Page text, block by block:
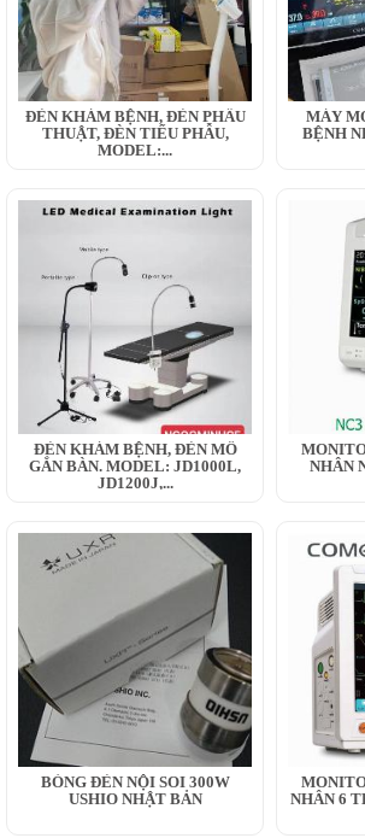
ĐÈN KHÁM BỆNH, ĐÈN PHẪU
THUẬT, ĐÈN TIỂU PHẪU,
MODEL:...
MÁY
BỆNH
ĐÈN KHÁM BỆNH, ĐÈN MỔ
GẮN BÀN. MODEL: JD1000L,
JD1200J,...
NHÂN
BÓNG ĐÈN NỘI SOI 300W
USHIO NHẬT BẢN
NHÂN 6